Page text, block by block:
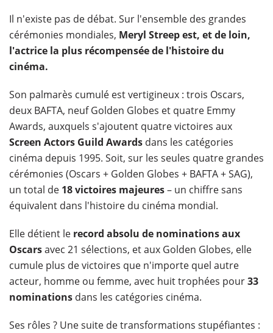
Il n'existe pas de débat. Sur l'ensemble des grandes
cérémonies mondiales, Meryl Streep est, et de loin,
l'actrice la plus récompensée de l'histoire du
cinéma.
Son palmarès cumulé est vertigineux : trois Oscars,
deux BAFTA, neuf Golden Globes et quatre Emmy
Awards, auxquels s'ajoutent quatre victoires aux
Screen Actors Guild Awards dans les catégories
cinéma depuis 1995. Soit, sur les seules quatre grandes
cérémonies (Oscars + Golden Globes + BAFTA + SAG),
un total de 18 victoires majeures– un chiffre sans
équivalent dans l'histoire du cinéma mondial.
Elle détient le record absolu de nominations aux
Oscarsavec 21 sélections, et aux Golden Globes, elle
cumule plus de victoires que n'importe quel autre
acteur, homme ou femme, avec huit trophées pour33
nominations dans les catégories cinéma.
Ses rôles ? Une suite de transformations stupéfiantes :